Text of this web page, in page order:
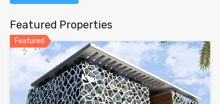
Featured Properties
Featured